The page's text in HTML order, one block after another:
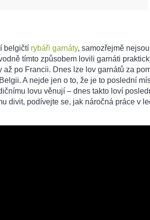
belgičtí rybáři garnáty, samozřejmě
tímto způsobem lovili garnáti
až po Francii. Dnes lze lov garnátů za
A nejde jen o to, že je to poslední
lovu věnují – dnes takto loví
divit, podívejte se, jak náročná práce v